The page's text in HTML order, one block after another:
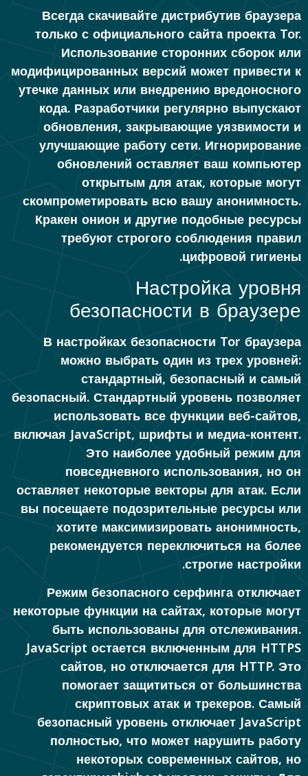
Всегда скачивайте дистрибутив браузера
только с официального сайта проекта Tor.
Использование сторонних сборок или
модифицированных версий может привести к
утечке данных или внедрению вредоносного
кода. Разработчики регулярно выпускают
обновления, закрывающие уязвимости и
улучшающие работу сети. Игнорирование
обновлений оставляет ваш компьютер
открытым для атак, которые могут
скомпрометировать всю вашу анонимность.
Кракен онион и другие подобные ресурсы
требуют строгого соблюдения правил
цифровой гигиены.
Настройка уровня
безопасности в браузере
В настройках безопасности Tor браузера
можно выбрать один из трех уровней:
стандартный, безопасный и самый
безопасный. Стандартный уровень позволяет
использовать все функции веб-сайтов,
включая JavaScript, шрифты и медиа-контент.
Это наиболее удобный режим для
повседневного использования, но он
оставляет некоторые векторы для атак. Если
вы посещаете подозрительные ресурсы или
хотите максимизировать анонимность,
рекомендуется переключиться на более
строгие настройки.
Режим безопасного серфинга отключает
некоторые функции на сайтах, которые могут
быть использованы для отслеживания.
JavaScript остается включенным для HTTPS
сайтов, но отключается для HTTP. Это
помогает защититься от большинства
скриптовых атак и трекеров. Самый
безопасный уровень отключает JavaScript
полностью, что может нарушить работу
некоторых современных сайтов, но